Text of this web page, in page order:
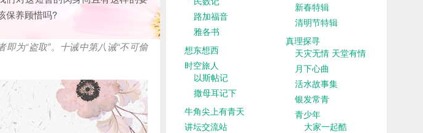
保养顾惜吗?
即为“盗取”。十诫中第八诫“不可偷
路加福音
雅各书
想东想西
时空旅人
以斯帖记
撒母耳记下
牛角尖上有青天
讲坛交流站
新春特辑
清明节特辑
真理探寻
天灾无情 天堂有情
月下心曲
活水故事集
银发常青
青少年
大家一起酷